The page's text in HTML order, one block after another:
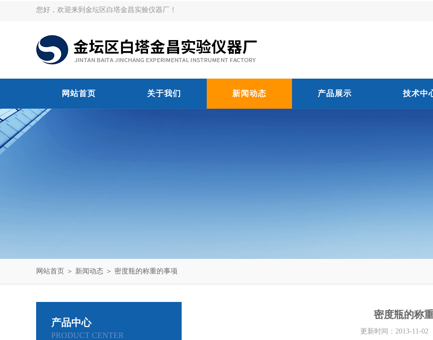
您好，欢迎来到金坛区白塔金昌实验仪器厂！
网站首页 关于我们 新闻动态 产品展示 技术中
网站首页 ＞ 新闻动态 ＞ 密度瓶的称重的事项
产品中心
PRODUCT CENTER
密度瓶的称
更新时间：2013-11-02